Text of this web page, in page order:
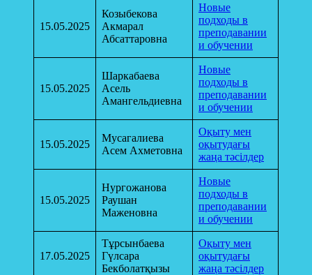
15.05.2025
Козыбекова
Акмарал
Абсаттаровна
Новые
подходы в
преподавании
и обучении
15.05.2025
Шаркабаева
Асель
Амангельдиевна
Новые
подходы в
преподавании
и обучении
15.05.2025
Мусагалиева
Асем Ахметовна
Оқыту мен
оқытудағы
жаңа тәсілдер
15.05.2025
Нургожанова
Раушан
Маженовна
Новые
подходы в
преподавании
и обучении
17.05.2025
Тұрсынбаева
Гүлсара
Бекболатқызы
Оқыту мен
оқытудағы
жаңа тәсілдер